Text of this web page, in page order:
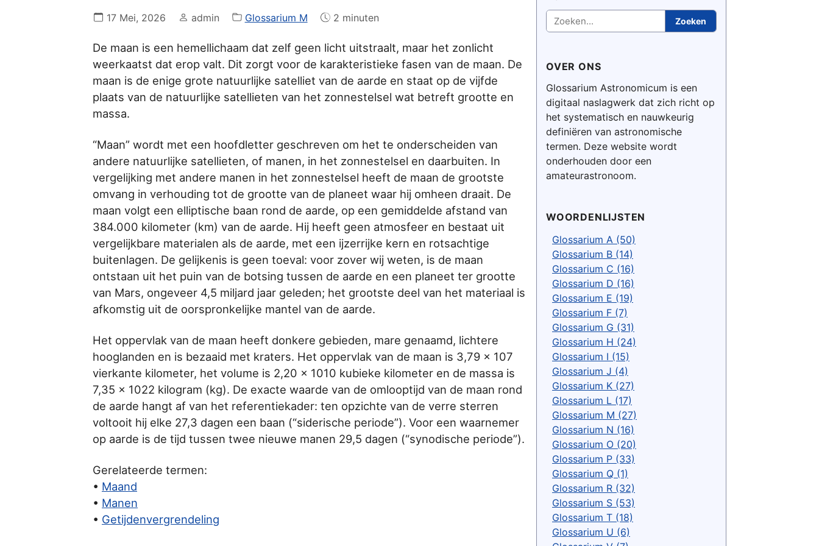
17 Mei, 2026 admin Glossarium M 2 minuten
De maan is een hemellichaam dat zelf geen licht uitstraalt, maar het zonlicht
weerkaatst dat erop valt. Dit zorgt voor de karakteristieke fasen van de maan. De
maan is de enige grote natuurlijke satelliet van de aarde en staat op de vijfde
plaats van de natuurlijke satellieten van het zonnestelsel wat betreft grootte en
massa.
“Maan” wordt met een hoofdletter geschreven om het te onderscheiden van
andere natuurlijke satellieten, of manen, in het zonnestelsel en daarbuiten. In
vergelijking met andere manen in het zonnestelsel heeft de maan de grootste
omvang in verhouding tot de grootte van de planeet waar hij omheen draait. De
maan volgt een elliptische baan rond de aarde, op een gemiddelde afstand van
384.000 kilometer (km) van de aarde. Hij heeft geen atmosfeer en bestaat uit
vergelijkbare materialen als de aarde, met een ijzerrijke kern en rotsachtige
buitenlagen. De gelijkenis is geen toeval: voor zover wij weten, is de maan
ontstaan uit het puin van de botsing tussen de aarde en een planeet ter grootte
van Mars, ongeveer 4,5 miljard jaar geleden; het grootste deel van het materiaal is
afkomstig uit de oorspronkelijke mantel van de aarde.
Het oppervlak van de maan heeft donkere gebieden, mare genaamd, lichtere
hooglanden en is bezaaid met kraters. Het oppervlak van de maan is 3,79 x 107
vierkante kilometer, het volume is 2,20 x 1010 kubieke kilometer en de massa is
7,35 x 1022 kilogram (kg). De exacte waarde van de omlooptijd van de maan rond
de aarde hangt af van het referentiekader: ten opzichte van de verre sterren
voltooit hij elke 27,3 dagen een baan (“siderische periode”). Voor een waarnemer
op aarde is de tijd tussen twee nieuwe manen 29,5 dagen (“synodische periode”).
Gerelateerde termen:
• Maand
• Manen
• Getijdenvergrendeling
Zoeken
Zoeken
OVER ONS
Glossarium Astronomicum is een
digitaal naslagwerk dat zich richt op
het systematisch en nauwkeurig
definiëren van astronomische
termen. Deze website wordt
onderhouden door een
amateurastronoom.
WOORDENLIJSTEN
Glossarium A (50)
Glossarium B (14)
Glossarium C (16)
Glossarium D (16)
Glossarium E (19)
Glossarium F (7)
Glossarium G (31)
Glossarium H (24)
Glossarium I (15)
Glossarium J (4)
Glossarium K (27)
Glossarium L (17)
Glossarium M (27)
Glossarium N (16)
Glossarium O (20)
Glossarium P (33)
Glossarium Q (1)
Glossarium R (32)
Glossarium S (53)
Glossarium T (18)
Glossarium U (6)